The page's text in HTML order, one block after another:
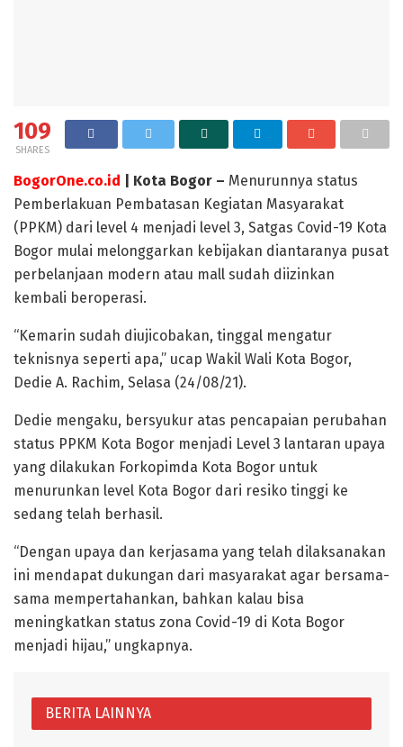
109
SHARES
BogorOne.co.id | Kota Bogor – Menurunnya status
Pemberlakuan Pembatasan Kegiatan Masyarakat
(PPKM) dari level 4 menjadi level 3, Satgas Covid-19 Kota
Bogor mulai melonggarkan kebijakan diantaranya pusat
perbelanjaan modern atau mall sudah diizinkan
kembali beroperasi.
“Kemarin sudah diujicobakan, tinggal mengatur
teknisnya seperti apa,” ucap Wakil Wali Kota Bogor,
Dedie A. Rachim, Selasa (24/08/21).
Dedie mengaku, bersyukur atas pencapaian perubahan
status PPKM Kota Bogor menjadi Level 3 lantaran upaya
yang dilakukan Forkopimda Kota Bogor untuk
menurunkan level Kota Bogor dari resiko tinggi ke
sedang telah berhasil.
“Dengan upaya dan kerjasama yang telah dilaksanakan
ini mendapat dukungan dari masyarakat agar bersama-
sama mempertahankan, bahkan kalau bisa
meningkatkan status zona Covid-19 di Kota Bogor
menjadi hijau,” ungkapnya.
BERITA LAINNYA